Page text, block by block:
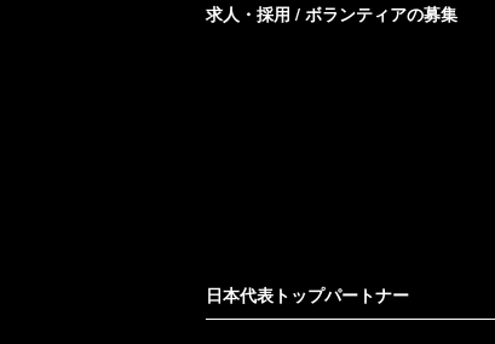
求人・採用 / ボランティアの募集
日本代表トップパートナー